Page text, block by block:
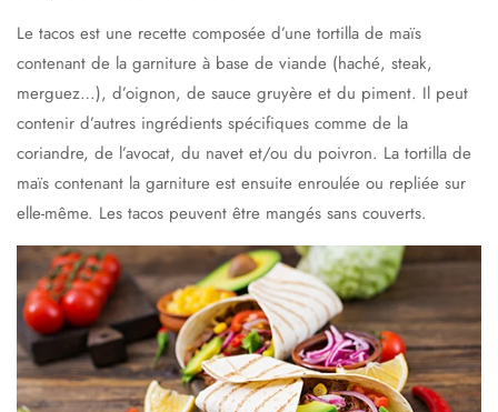
Le tacos est une recette composée d’une tortilla de maïs
contenant de la garniture à base de viande (haché, steak,
merguez…), d’oignon, de sauce gruyère et du piment. Il peut
contenir d’autres ingrédients spécifiques comme de la
coriandre, de l’avocat, du navet et/ou du poivron. La tortilla de
maïs contenant la garniture est ensuite enroulée ou repliée sur
elle-même. Les tacos peuvent être mangés sans couverts.